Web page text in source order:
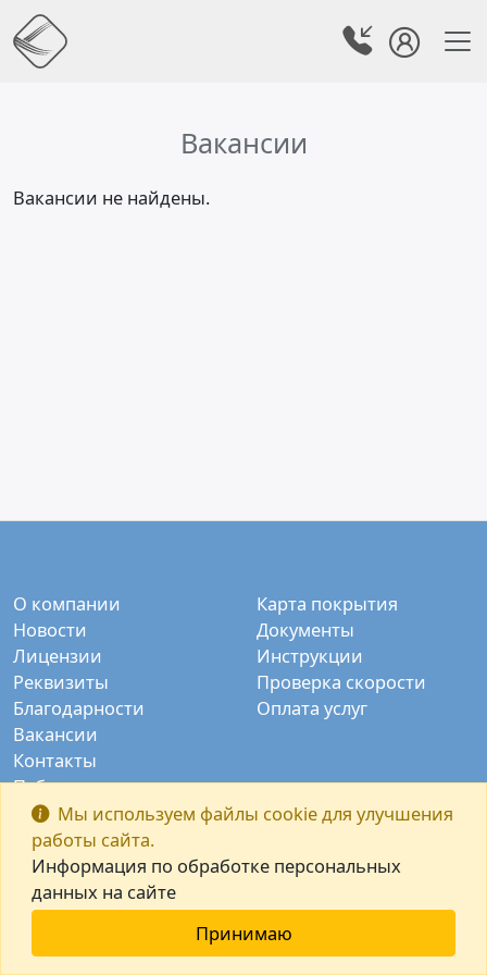
Вакансии
Вакансии не найдены.
Мы используем файлы cookie для улучшения
работы сайта.
Информация по обработке персональных
данных на сайте
Принимаю
О компании
Новости
Лицензии
Реквизиты
Благодарности
Вакансии
Контакты
Карта покрытия
Документы
Инструкции
Проверка скорости
Оплата услуг
Публичные камеры
Заказать звонок
© ООО "Интек-М" 2003-2026